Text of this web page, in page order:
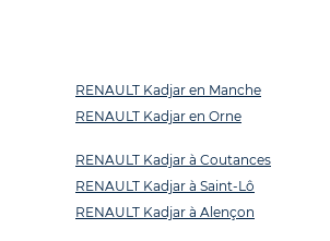
RENAULT Kadjar en Manche
RENAULT Kadjar en Orne
RENAULT Kadjar à Coutances
RENAULT Kadjar à Saint-Lô
RENAULT Kadjar à Alençon